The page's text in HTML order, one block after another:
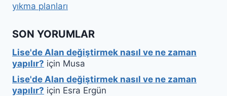
yıkma planları
SON YORUMLAR
Lise'de Alan değiştirmek nasıl ve ne zaman
yapılır? için Musa
Lise'de Alan değiştirmek nasıl ve ne zaman
yapılır? için Esra Ergün